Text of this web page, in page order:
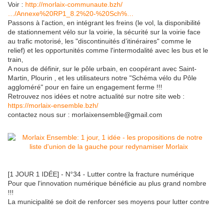
Voir : http://morlaix-communaute.bzh/
…/Annexe%20RP1_8.2%20-%20Sch%…
Passons à l'action, en intégrant les freins (le vol, la disponibilité
de stationnement vélo sur la voirie, la sécurité sur la voirie face
au trafic motorisé, les "discontinuités d’itinéraires" comme le
relief) et les opportunités comme l'intermodalité avec les bus et le
train,
A nous de définir, sur le pôle urbain, en coopérant avec Saint-
Martin, Plourin , et les utilisateurs notre "Schéma vélo du Pôle
aggloméré" pour en faire un engagement ferme !!!
Retrouvez nos idées et notre actualité sur notre site web :
https://morlaix-ensemble.bzh/
contactez nous sur : morlaixensemble@gmail.com
[1 JOUR 1 IDÉE] - N°34 - Lutter contre la fracture numérique
Pour que l'innovation numérique bénéficie au plus grand nombre
!!!
La municipalité se doit de renforcer ses moyens pour lutter contre